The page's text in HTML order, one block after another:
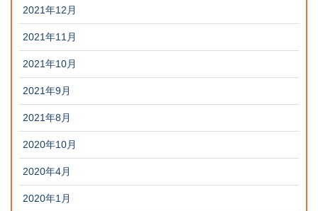
2021年12月
2021年11月
2021年10月
2021年9月
2021年8月
2020年10月
2020年4月
2020年1月